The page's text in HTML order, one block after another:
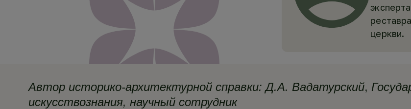
церкви.
Автор историко-архитектурной справки: Д.А. Вадатурский,
искусствознания, научный сотрудник